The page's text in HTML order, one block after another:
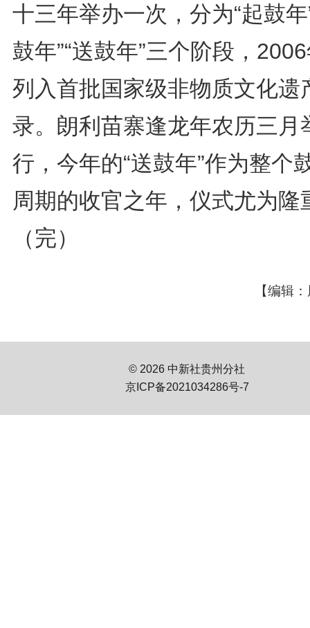
十三年举办一次，分为“起鼓年
鼓年”“送鼓年”三个阶段，
列入首批国家级非物质文化遗
录。朗利苗寨逢龙年农历三月
行，今年的“送鼓年”作为整个
周期的收官之年，仪式尤为隆
（完）
【编辑
© 2026 中新社贵州分社
京ICP备2021034286号-7